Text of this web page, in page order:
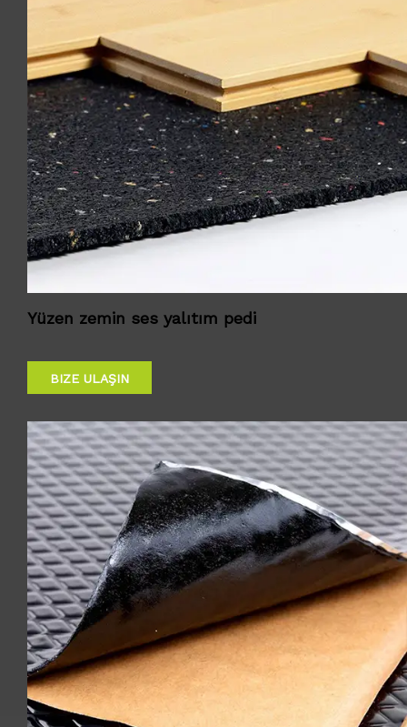
Yüzen zemin ses yalıtım pedi
BIZE ULAŞIN